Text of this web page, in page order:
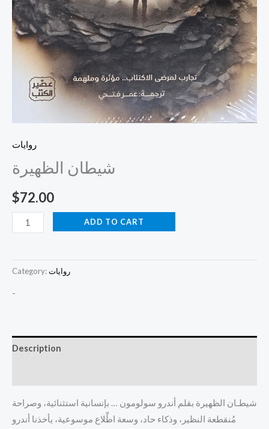
روايات
شيطان الظهيرة
$72.00
ADD TO CART
Category:روايات
-
Description
شيطـان الظهيرة بقلم أندرو سولومون … بإنسانية استثنائية، وصراحة
مُنقطعة النظير، وذكاء حاد، وسعة اطِّلاع موسوعية، يأخذنا أندرو